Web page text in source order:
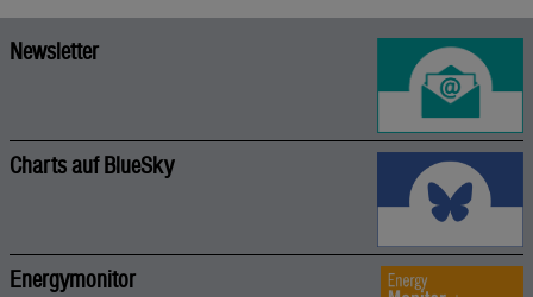
Newsletter
Charts auf BlueSky
Energymonitor